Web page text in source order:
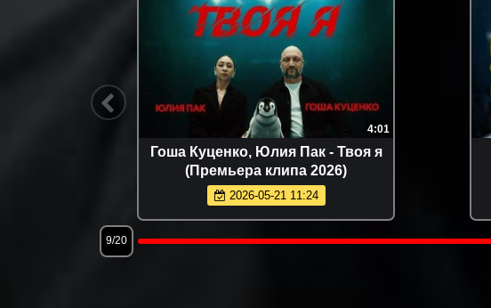
4:01
Гоша Куценко, Юлия Пак - Твоя я
(Премьера клипа 2026)
2026-05-21 11:24
9/20